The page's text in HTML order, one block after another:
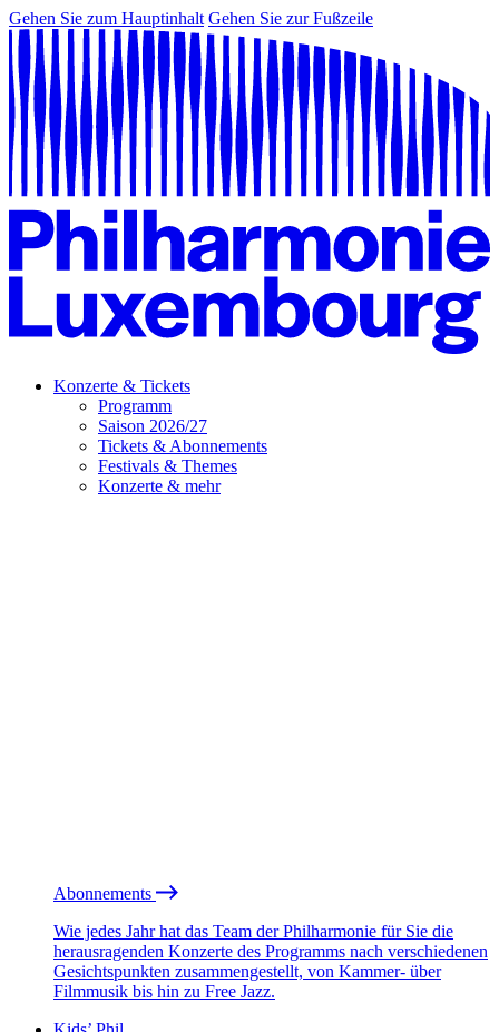
Gehen Sie zum Hauptinhalt Gehen Sie zur Fußzeile
Konzerte & Tickets
Programm
Saison 2026/27
Tickets & Abonnements
Festivals & Themes
Konzerte & mehr
Abonnements
Wie jedes Jahr hat das Team der Philharmonie für Sie die
herausragenden Konzerte des Programms nach verschiedenen
Gesichtspunkten zusammengestellt, von Kammer- über
Filmmusik bis hin zu Free Jazz.